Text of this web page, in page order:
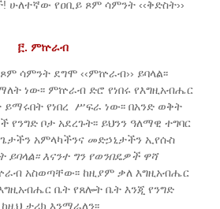
ሁለተኛው የዐቢይ ጾም ሳምንት ‹‹ቅድስት››
፫. ምኵራብ
ሳምንት ደግሞ ‹‹ምኵራብ›› ይባላል፡፡
ነው፡፡ ምኵራብ ድሮ የነበሩ የእግዚአብሔር
የነበረ ሥፍራ ነው፡፡ በአንድ ወቅት
ቦታ አደረጉት፡፡ ይህንን ዓለማዊ ተግባር
አምላካችንና መድኃኒታችን ኢየሱስ
ይባላል፡፡ እናንተ ግን የወንበዴዎች ዋሻ
አስወጣቸው፡፡ ከዚያም ቃለ እግዚአብሔር
ቤት የጸሎት ቤት እንጂ የንግድ
ታሪክ እንማራለን፡፡